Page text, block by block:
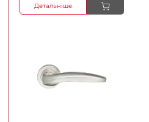
Детальніше